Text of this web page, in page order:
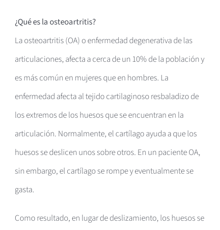
¿Qué es la osteoartritis?
La osteoartritis (OA) o enfermedad degenerativa de las
articulaciones, afecta a cerca de un 10% de la población y
es más común en mujeres que en hombres. La
enfermedad afecta al tejido cartilaginoso resbaladizo de
los extremos de los huesos que se encuentran en la
articulación. Normalmente, el cartílago ayuda a que los
huesos se deslicen unos sobre otros. En un paciente OA,
sin embargo, el cartílago se rompe y eventualmente se
gasta.
Como resultado, en lugar de deslizamiento, los huesos se